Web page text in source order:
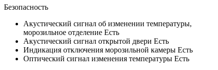
Безопасность
Акустический сигнал об изменении температуры,
морозильное отделение Есть
Акустический сигнал открытой двери Есть
Индикация отключения морозильной камеры Есть
Оптический сигнал изменения температуры Есть